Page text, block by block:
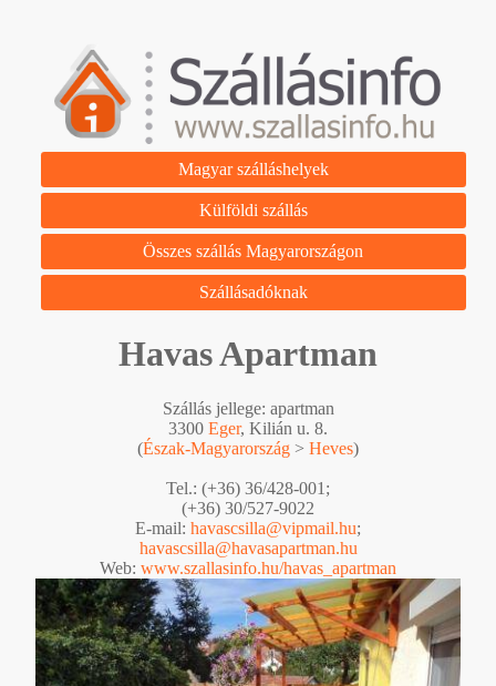
Magyar szálláshelyek
Külföldi szállás
Összes szállás Magyarországon
Szállásadóknak
Havas Apartman
Szállás jellege: apartman
3300 Eger, Kilián u. 8.
(Észak-Magyarország > Heves)
Tel.: (+36) 36/428-001;
(+36) 30/527-9022
E-mail: havascsilla@vipmail.hu;
havascsilla@havasapartman.hu
Web: www.szallasinfo.hu/havas_apartman